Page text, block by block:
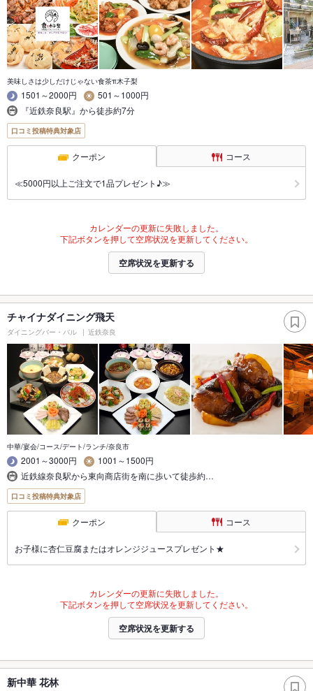
美味しさは少しだけじゃない食茶π木子梨
1501～2000円
501～1000円
『近鉄奈良駅』から徒歩約7分
口コミ投稿特典対象店
クーポン コース
≪5000円以上ご注文で1品プレゼント♪≫
カレンダーの更新に失敗しました。
下記ボタンを押して空席状況を更新してください。
空席状況を更新する
チャイナダイニング飛天
ダイニングバー・バル 近鉄奈良
中華/宴会/コース/デート/ランチ/奈良市
2001～3000円
1001～1500円
近鉄線奈良駅から東向商店街を南に歩いて徒歩約…
口コミ投稿特典対象店
クーポン コース
お子様に杏仁豆腐またはオレンジジュースプレゼント★
カレンダーの更新に失敗しました。
下記ボタンを押して空席状況を更新してください。
空席状況を更新する
新中華 花林